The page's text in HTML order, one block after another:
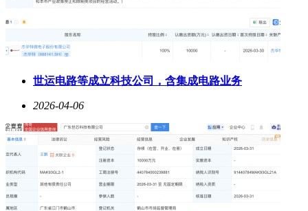
世运电路等成立科技公司，含集成电路业务
2026-04-06